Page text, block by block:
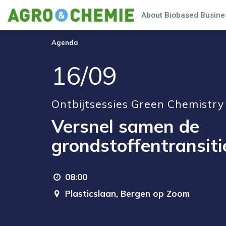
About Biobased
Agenda
16/09
Ontbijtsessies Green
Versnel samen de
08:00
Plasticslaan, Bergen op Zoom